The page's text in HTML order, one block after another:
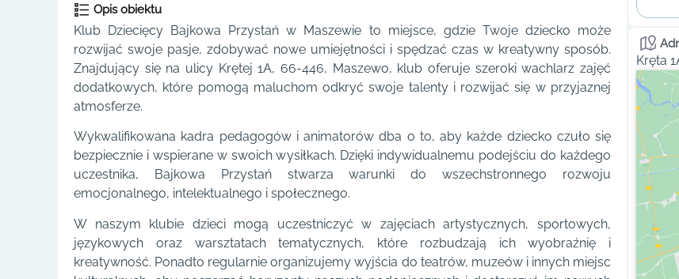
Opis obiektu
Klub Dziecięcy Bajkowa Przystań w Maszewie to miejsce, gdzie Twoje dziecko może
rozwijać swoje pasje, zdobywać nowe umiejętności i spędzać czas w kreatywny sposób.
Znajdujący się na ulicy Krętej 1A, 66-446, Maszewo, klub oferuje szeroki wachlarz zajęć
dodatkowych, które pomogą maluchom odkryć swoje talenty i rozwijać się w przyjaznej
atmosferze.
Wykwalifikowana kadra pedagogów i animatorów dba o to, aby każde dziecko czuło się
bezpiecznie i wspierane w swoich wysiłkach. Dzięki indywidualnemu podejściu do każdego
uczestnika, Bajkowa Przystań stwarza warunki do wszechstronnego rozwoju
emocjonalnego, intelektualnego i społecznego.
W naszym klubie dzieci mogą uczestniczyć w zajęciach artystycznych, sportowych,
językowych oraz warsztatach tematycznych, które rozbudzają ich wyobraźnię i
kreatywność. Ponadto regularnie organizujemy wyjścia do teatrów, muzeów i innych miejsc
Kręta